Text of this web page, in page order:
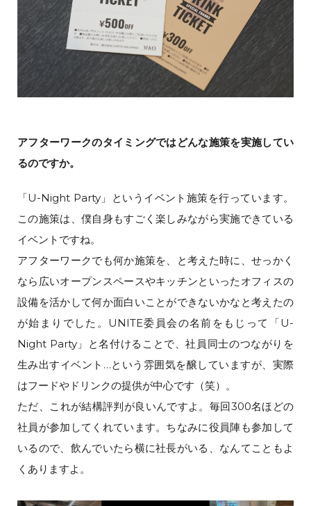
アフターワークのタイミングではどんな施策を実施してい
るのですか。
「U-Night Party」というイベント施策を行っています。
この施策は、僕自身もすごく楽しみながら実施できている
イベントですね。
アフターワークでも何か施策を、と考えた時に、せっかく
なら広いオープンスペースやキッチンといったオフィスの
設備を活かして何か面白いことができないかなと考えたの
が始まりでした。UNITE委員会の名前をもじって「U-
Night Party」と名付けることで、社員同士のつながりを
生み出すイベント…という雰囲気を醸していますが、実際
はフードやドリンクの提供が中心です（笑）。
ただ、これが結構評判が良いんですよ。毎回300名ほどの
社員が参加してくれています。ちなみに役員陣も参加して
いるので、飲んでいたら横に社長がいる、なんてこともよ
くありますよ。